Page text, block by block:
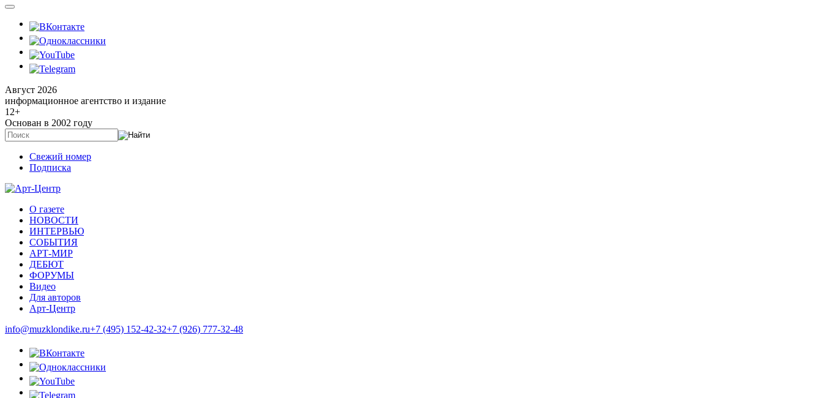
Август 2026
информационное агентство и издание
12+
Основан в 2002 году
Свежий номер
Подписка
О газете
НОВОСТИ
ИНТЕРВЬЮ
СОБЫТИЯ
АРТ-МИР
ДЕБЮТ
ФОРУМЫ
Видео
Для авторов
Арт-Центр
info@muzklondike.ru+7 (495) 152-42-32+7 (926) 777-32-48